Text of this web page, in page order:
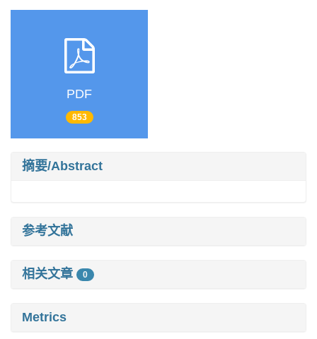
PDF
853
摘要/Abstract
参考文献
相关文章 0
Metrics